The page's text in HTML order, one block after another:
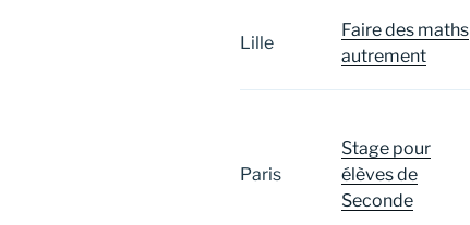
Lille
Faire des maths
autrement
Paris
Stage pour
élèves de
Seconde